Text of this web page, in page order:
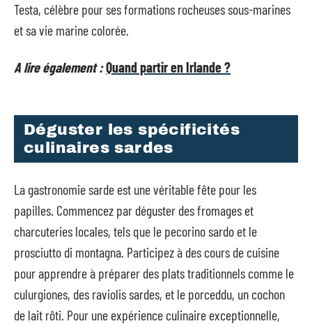
Testa, célèbre pour ses formations rocheuses sous-marines
et sa vie marine colorée.
A lire également :Quand partir en Irlande ?
Déguster les spécificités
culinaires sardes
La gastronomie sarde est une véritable fête pour les
papilles. Commencez par déguster des fromages et
charcuteries locales, tels que le pecorino sardo et le
prosciutto di montagna. Participez à des cours de cuisine
pour apprendre à préparer des plats traditionnels comme le
culurgiones, des raviolis sardes, et le porceddu, un cochon
de lait rôti. Pour une expérience culinaire exceptionnelle,